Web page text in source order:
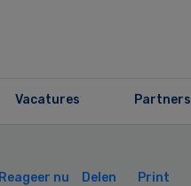
Vacatures Partners
Reageer nu Delen Print